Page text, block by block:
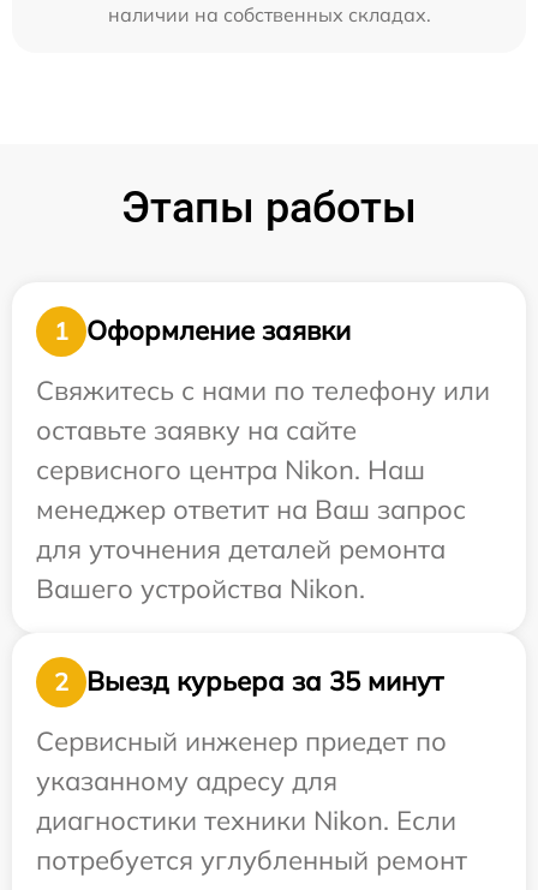
наличии на собственных складах.
Этапы работы
1
Оформление заявки
Свяжитесь с нами по телефону или
оставьте заявку на сайте
сервисного центра Nikon. Наш
менеджер ответит на Ваш запрос
для уточнения деталей ремонта
Вашего устройства Nikon.
2
Выезд курьера за 35 минут
Сервисный инженер приедет по
указанному адресу для
диагностики техники Nikon. Если
потребуется углубленный ремонт